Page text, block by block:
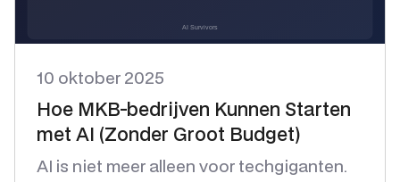
10 oktober 2025
Hoe MKB-bedrijven Kunnen Starten
met AI (Zonder Groot Budget)
AI is niet meer alleen voor techgiganten.